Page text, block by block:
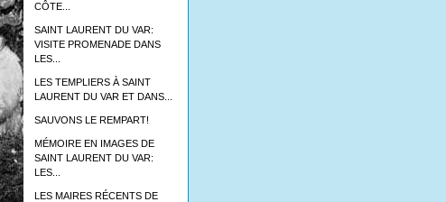
CÔTE...
SAINT LAURENT DU VAR:
VISITE PROMENADE DANS
LES...
LES TEMPLIERS À SAINT
LAURENT DU VAR ET DANS...
SAUVONS LE REMPART!
MÉMOIRE EN IMAGES DE
SAINT LAURENT DU VAR:
LES...
LES MAIRES RÉCENTS DE